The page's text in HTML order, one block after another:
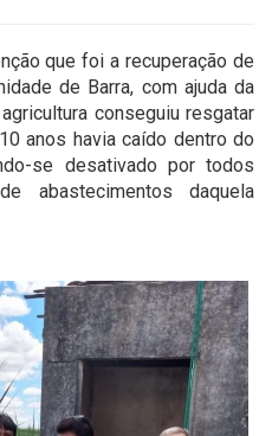
que foi a recuperação de
de Barra, com ajuda da
conseguiu resgatar
anos havia caído dentro do
se desativado por todos
abastecimentos daquela